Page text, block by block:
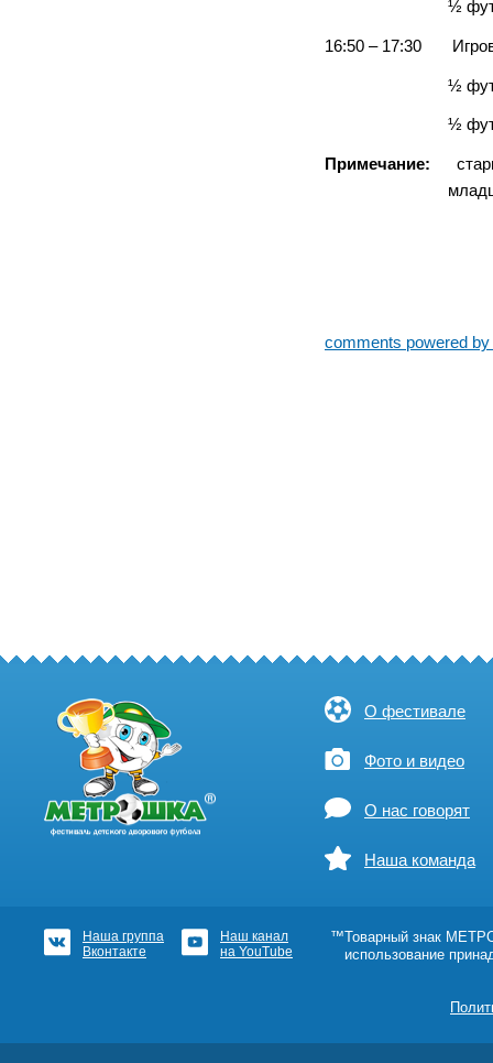
½ футбольного
16:50 – 17:30
½ футбольного
½ футбольного
Примечание:
младший
comments powered
О фестивале
Фото и видео
О нас говорят
Наша команда
Наша группа
Вконтакте
Наш канал
на YouTube
™Товарный знак
использование